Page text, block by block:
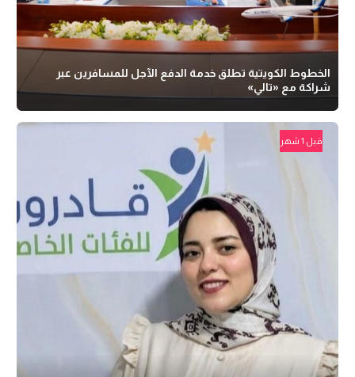
الخطوط الكويتية تطلق خدمة الدفع الآجل للمسافرين عبر
شراكة مع «تالي»
قبل 1 شهر